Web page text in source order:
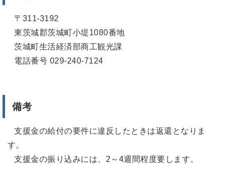
〒311-3192
東茨城郡茨城町小堤1080番地
茨城町生活経済部商工観光課
電話番号 029-240-7124
備考
支援金の給付の要件に違反したときは返還となりま
す。
支援金の振り込みには、2～4週間程度要します。